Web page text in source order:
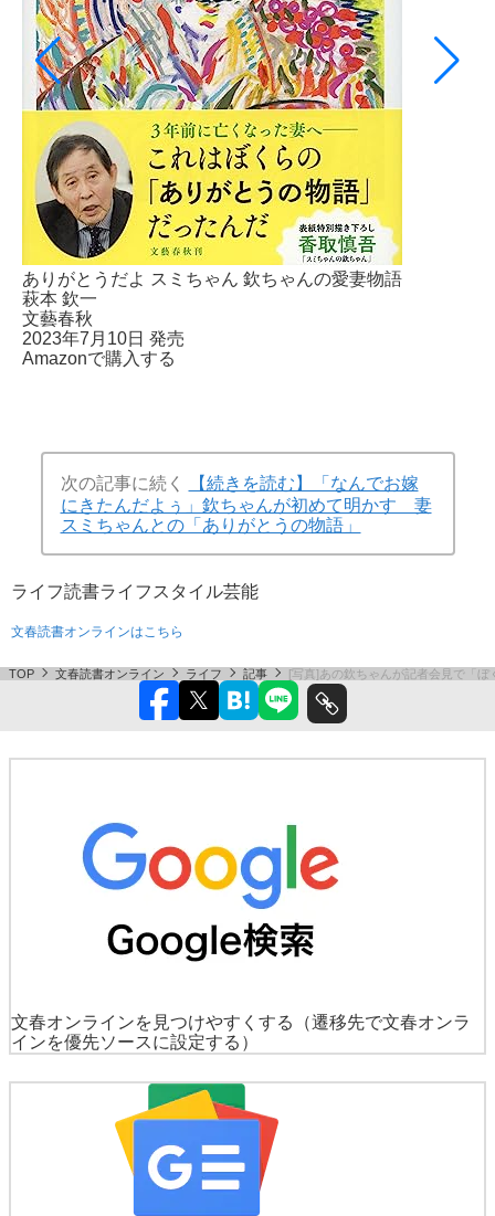
ありがとうだよ スミちゃん 欽ちゃんの愛妻物語
萩本 欽一
文藝春秋
2023年7月10日 発売
Amazonで購入する
次の記事に続く
【続きを読む】「なんでお嫁
にきたんだよぅ」欽ちゃんが初めて明かす 妻
スミちゃんとの「ありがとうの物語」
ライフ読書ライフスタイル芸能
文春読書オンラインはこちら
TOP 文春読書オンライン ライフ 記事 [写真]あの欽ちゃんが記者会見で「
文春オンラインを見つけやすくする
（遷移先で文春オンラ
インを優先ソースに設定する）